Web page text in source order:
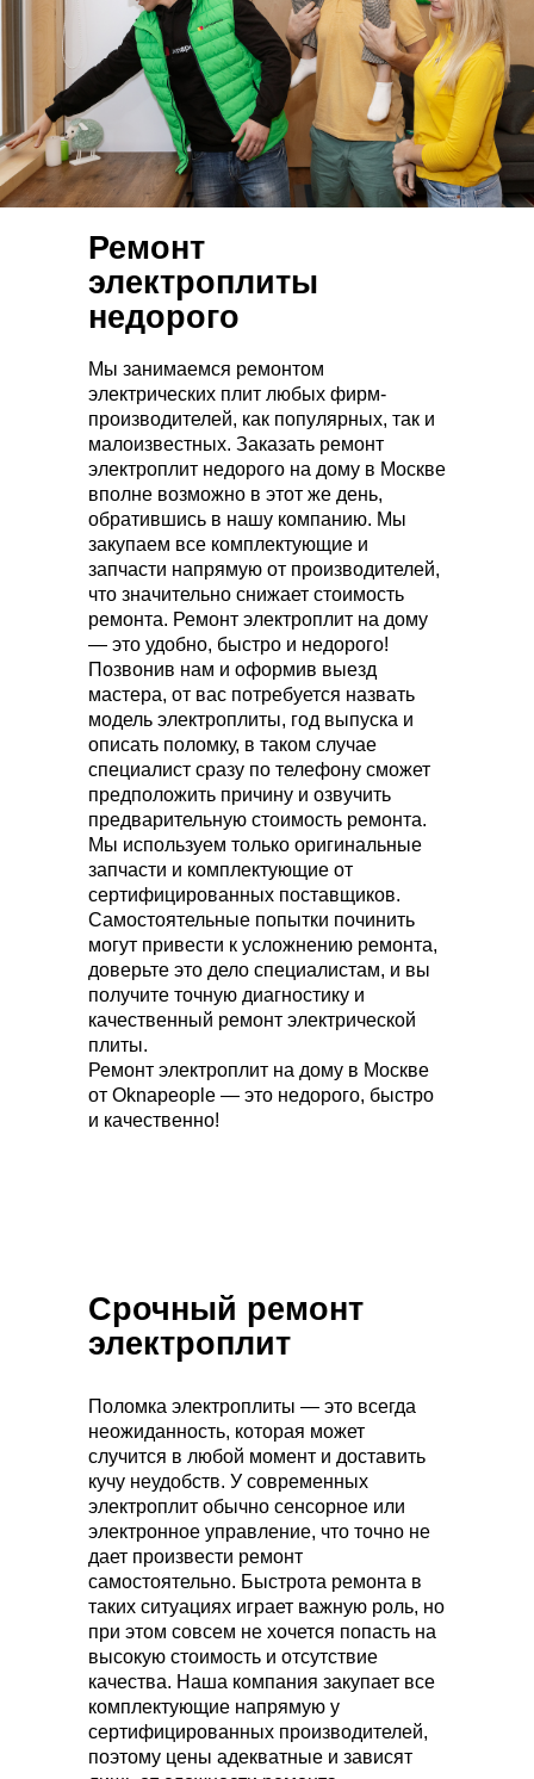
Ремонт
электроплиты
недорого
Мы занимаемся ремонтом
электрических плит любых фирм-
производителей, как популярных, так и
малоизвестных. Заказать ремонт
электроплит недорого на дому в Москве
вполне возможно в этот же день,
обратившись в нашу компанию. Мы
закупаем все комплектующие и
запчасти напрямую от производителей,
что значительно снижает стоимость
ремонта. Ремонт электроплит на дому
— это удобно, быстро и недорого!
Позвонив нам и оформив выезд
мастера, от вас потребуется назвать
модель электроплиты, год выпуска и
описать поломку, в таком случае
специалист сразу по телефону сможет
предположить причину и озвучить
предварительную стоимость ремонта.
Мы используем только оригинальные
запчасти и комплектующие от
сертифицированных поставщиков.
Самостоятельные попытки починить
могут привести к усложнению ремонта,
доверьте это дело специалистам, и вы
получите точную диагностику и
качественный ремонт электрической
плиты.
Ремонт электроплит на дому в Москве
от Oknapeople — это недорого, быстро
и качественно!
Срочный ремонт
электроплит
Поломка электроплиты — это всегда
неожиданность, которая может
случится в любой момент и доставить
кучу неудобств. У современных
электроплит обычно сенсорное или
электронное управление, что точно не
дает произвести ремонт
самостоятельно. Быстрота ремонта в
таких ситуациях играет важную роль, но
при этом совсем не хочется попасть на
высокую стоимость и отсутствие
качества. Наша компания закупает все
комплектующие напрямую у
сертифицированных производителей,
поэтому цены адекватные и зависят